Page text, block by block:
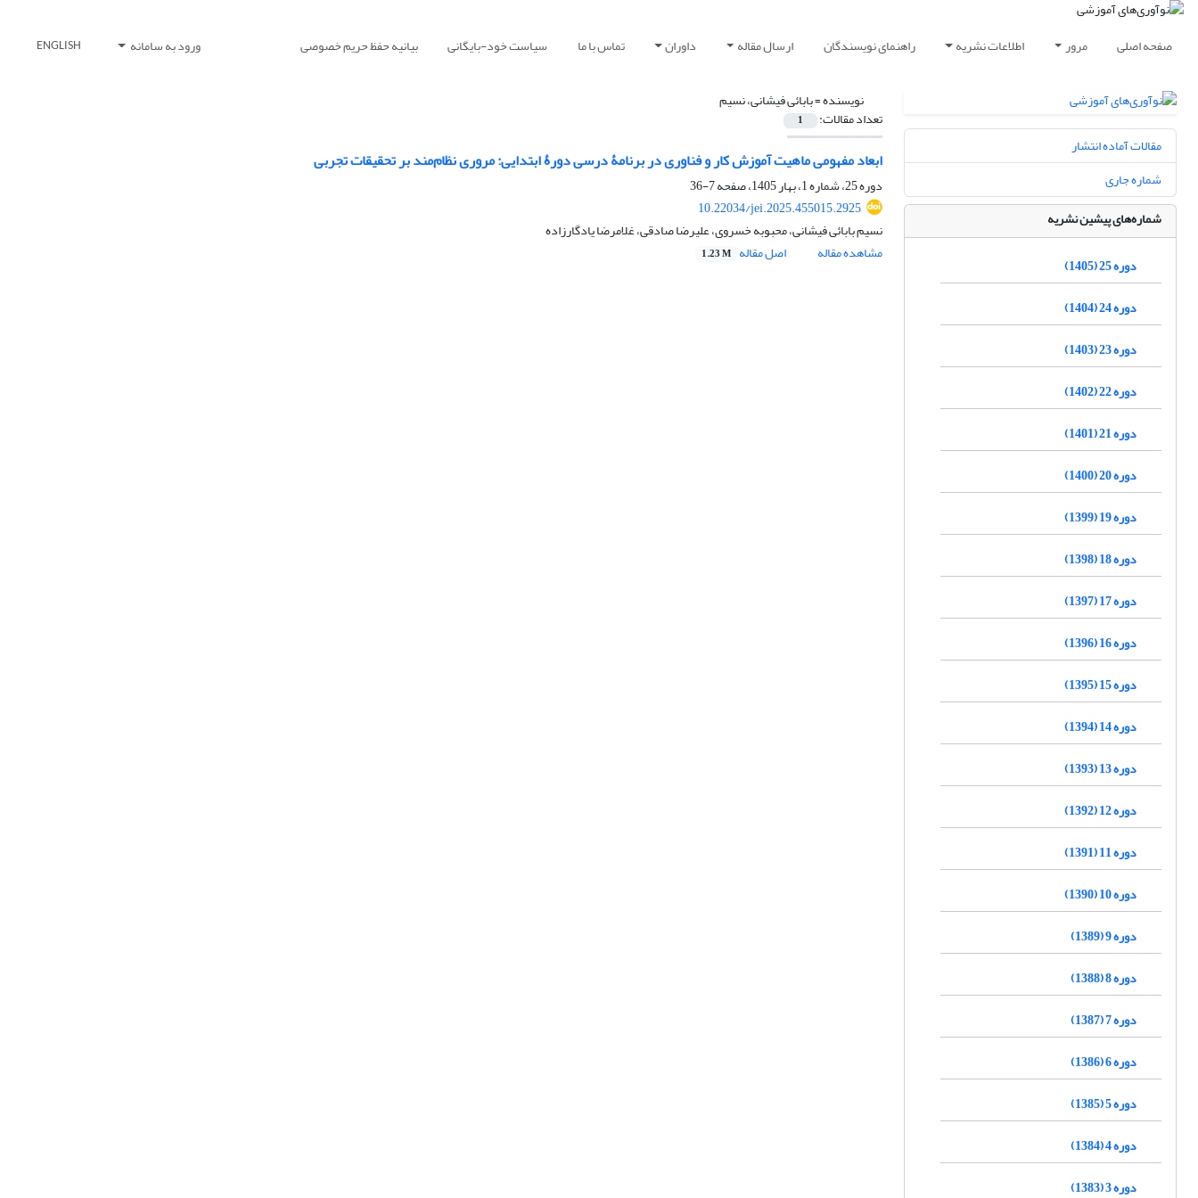
صفحه اصلی مرور اطلاعات نشریه راهنمای نویسندگان ارسال مقاله داوران تماس با ما سیاست خود-بایگانی بیانیه حفظ حریم خصوصی ورود به سامانه ENGLISH
نویسنده =بابائی فیشانی، نسیم
تعداد مقالات: 1
ابعاد مفهومی ماهیت آموزش کار و فناوری در برنامۀ درسی دورۀ ابتدایی: مروری نظام‌مند بر تحقیقات تجربی
دوره 25، شماره 1، بهار 1405، صفحه
7-36
10.22034/jei.2025.455015.2925
نسیم بابائی فیشانی، محبوبه خسروی، علیرضا صادقی، غلامرضا یادگارزاده
مشاهده مقاله
اصل مقاله 1.23 M
مقالات آماده انتشار
شماره جاری
شماره‌های پیشین نشریه
دوره 25 (1405)
دوره 24 (1404)
دوره 23 (1403)
دوره 22 (1402)
دوره 21 (1401)
دوره 20 (1400)
دوره 19 (1399)
دوره 18 (1398)
دوره 17 (1397)
دوره 16 (1396)
دوره 15 (1395)
دوره 14 (1394)
دوره 13 (1393)
دوره 12 (1392)
دوره 11 (1391)
دوره 10 (1390)
دوره 9 (1389)
دوره 8 (1388)
دوره 7 (1387)
دوره 6 (1386)
دوره 5 (1385)
دوره 4 (1384)
دوره 3 (1383)